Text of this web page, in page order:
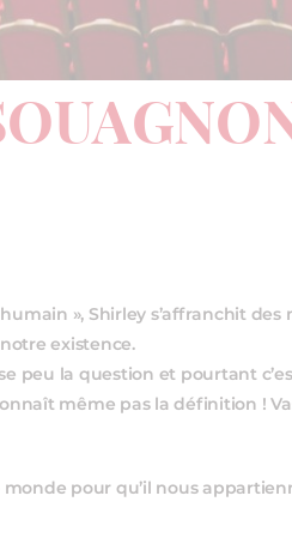
», Shirley s’affranchit des
existence.
peu la question et pourtant
même pas la définition !
monde pour qu’il nous